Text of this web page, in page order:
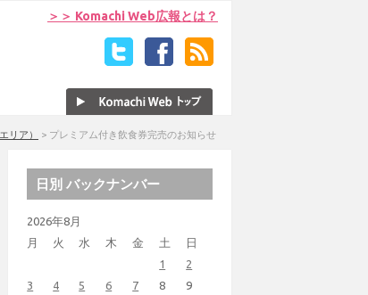
＞＞ Komachi Web広報とは？
リア） > プレミアム付き飲食券完売のお知らせ
日別 バックナンバー
2026年8月
月
火 水 木 金 土 日
1
2
3
4 5 6 7 8
9